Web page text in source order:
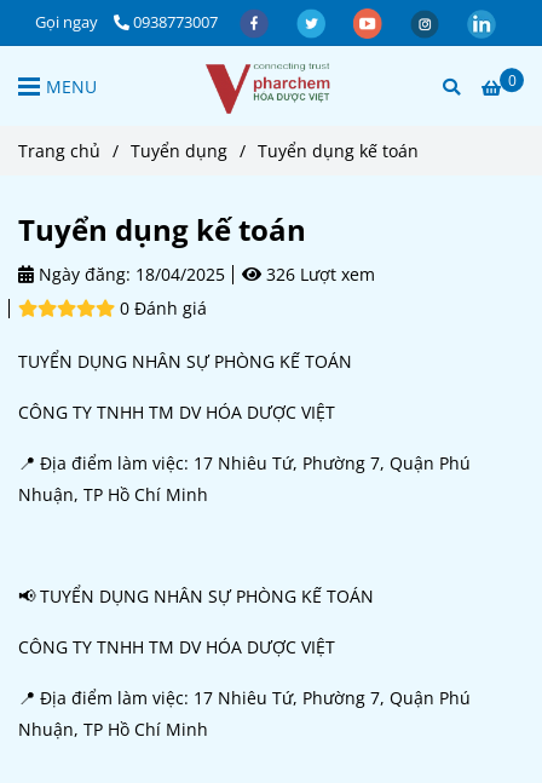
Gọi ngay 0938773007
0
MENU
Trang chủ / Tuyển dụng / Tuyển dụng kế toán
Tuyển dụng kế toán
Ngày đăng: 18/04/2025
326 Lượt xem
0 Đánh giá
TUYỂN DỤNG NHÂN SỰ PHÒNG KẾ TOÁN
CÔNG TY TNHH TM DV HÓA DƯỢC VIỆT
📍 Địa điểm làm việc: 17 Nhiêu Tứ, Phường 7, Quận Phú
Nhuận, TP Hồ Chí Minh
📢 TUYỂN DỤNG NHÂN SỰ PHÒNG KẾ TOÁN
CÔNG TY TNHH TM DV HÓA DƯỢC VIỆT
📍 Địa điểm làm việc: 17 Nhiêu Tứ, Phường 7, Quận Phú
Nhuận, TP Hồ Chí Minh